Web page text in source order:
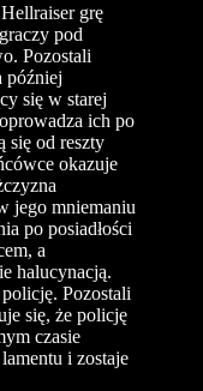
grę
pod
Pozostali
później
się w starej
ich po
się od reszty
okazuje
jego mniemaniu
po posiadłości
a
halucynacją.
Pozostali
się, że policję
czasie
i zostaje